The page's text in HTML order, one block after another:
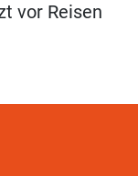
vor Reisen